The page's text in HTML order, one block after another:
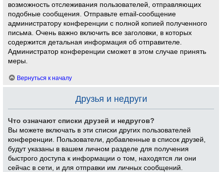
возможность отслеживания пользователей, отправляющих
подобные сообщения. Отправьте email-сообщение
администратору конференции с полной копией полученного
письма. Очень важно включить все заголовки, в которых
содержится детальная информация об отправителе.
Администратор конференции сможет в этом случае принять
меры.
Вернуться к началу
Друзья и недруги
Что означают списки друзей и недругов?
Вы можете включать в эти списки других пользователей
конференции. Пользователи, добавленные в список друзей,
будут указаны в вашем личном разделе для получения
быстрого доступа к информации о том, находятся ли они
сейчас в сети, и для отправки им личных сообщений.